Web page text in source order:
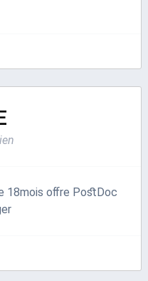
18mois offre PostDoc